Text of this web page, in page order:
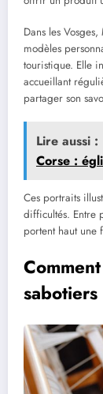
Dans les
modèles
touristique. Elle
accueillant
partager son
Lire aussi :
Corse :
Ces portraits
difficultés. Entre
portent haut une